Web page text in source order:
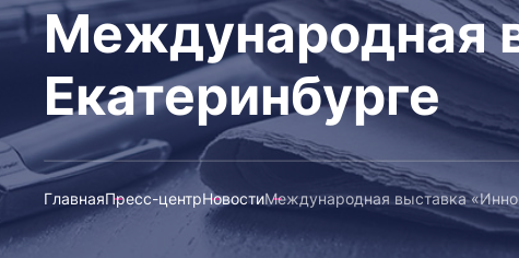
Международная
Екатеринбурге
ГлавнаяПресс-центрНовостиМеждународная выставка